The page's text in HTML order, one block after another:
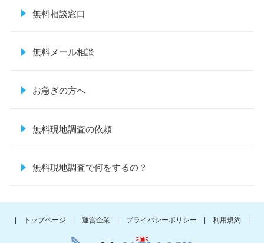
無料相談窓口
無料メール相談
お急ぎの方へ
無料現地調査の依頼
無料現地調査で何をするの？
| トップページ | 運営企業 | プライバシーポリシー | 利用規約 |